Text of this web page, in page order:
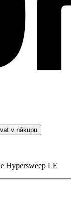
v nákupu
Hypersweep LE